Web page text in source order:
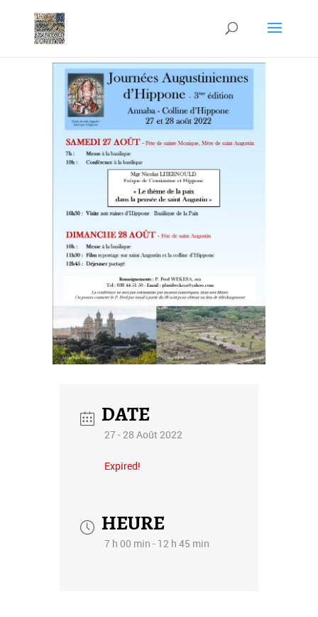
DATE
27 - 28 Août 2022
Expired!
HEURE
7 h 00 min - 12 h 45 min